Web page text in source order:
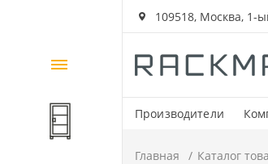
109518, Москва, 1-
Производители
Каталог
товаров
Шкафы и стойки
Главная Каталог